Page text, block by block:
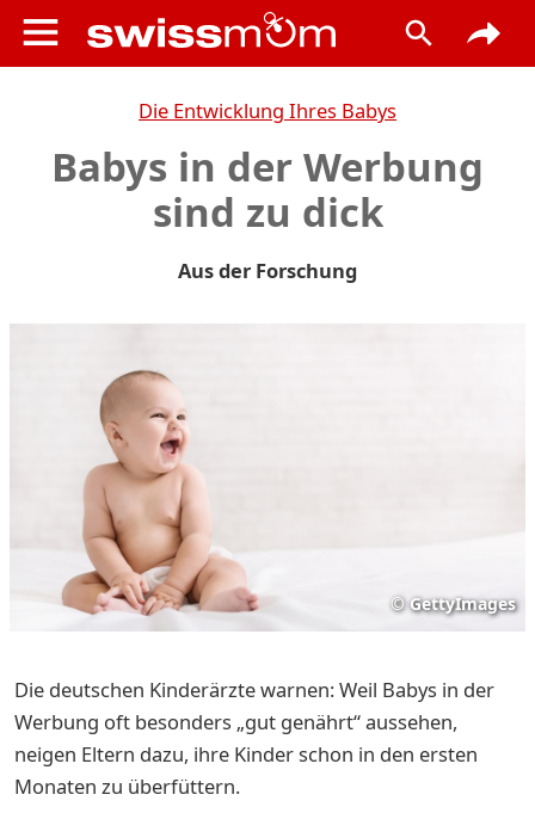
Die Entwicklung Ihres Babys
Babys in der Werbung
sind zu dick
Aus der Forschung
© GettyImages
Die deutschen Kinderärzte warnen: Weil Babys in der
Werbung oft besonders „gut genährt“ aussehen,
neigen Eltern dazu, ihre Kinder schon in den ersten
Monaten zu überfüttern.